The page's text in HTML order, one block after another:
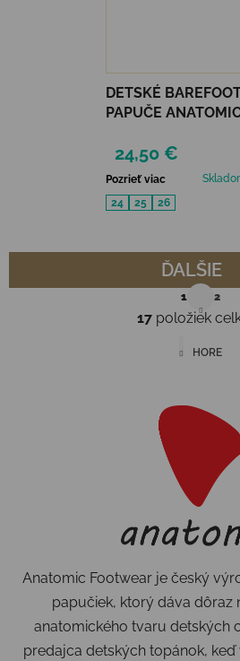
DETSKÉ
PAPUČE
24,50 €
Pozrieť viac
24
25 26
ĎALŠIE
1 2
17 položiek
HORE
Anatomic Footwear je český
papučiek, ktorý dáva dôraz
anatomického tvaru detských
predajca detských topánok, keď